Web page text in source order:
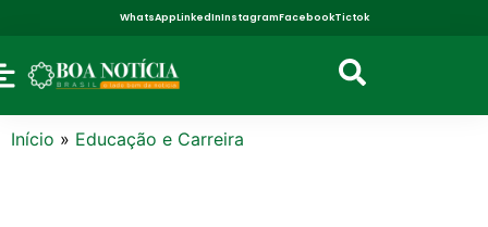
WhatsAppLinkedInInstagramFacebookTictok
Início » Educação e Carreira